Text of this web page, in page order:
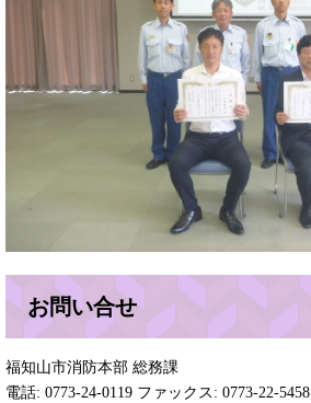
お問い合せ
福知山市消防本部 総務課
電話: 0773-24-0119 ファックス: 0773-22-5458